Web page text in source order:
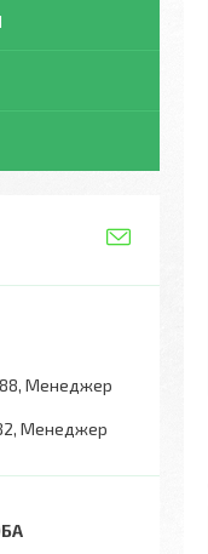
Менеджер
Менеджер